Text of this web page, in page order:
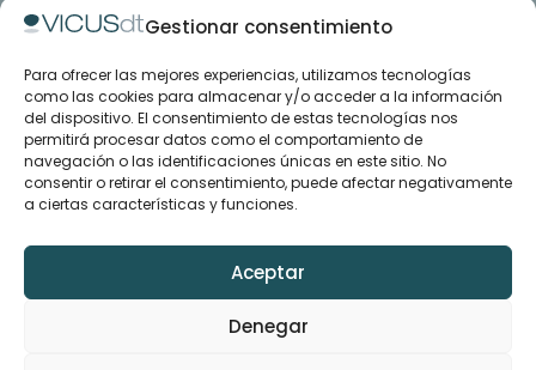
Gestionar consentimiento
Para ofrecer las mejores experiencias, utilizamos tecnologías
como las cookies para almacenar y/o acceder a la información
del dispositivo. El consentimiento de estas tecnologías nos
permitirá procesar datos como el comportamiento de
navegación o las identificaciones únicas en este sitio. No
consentir o retirar el consentimiento, puede afectar negativamente
a ciertas características y funciones.
Aceptar
Denegar
Nosotros
Grupo Emenasa
Contacto
Casos de estudio
Artículos